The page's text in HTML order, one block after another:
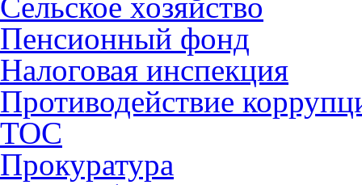
Пенсионный фонд
Налоговая инспекция
Противодействие
ТОС
Прокуратура